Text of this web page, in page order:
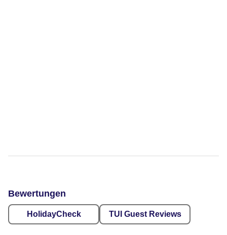
Bewertungen
HolidayCheck TUI Guest Reviews